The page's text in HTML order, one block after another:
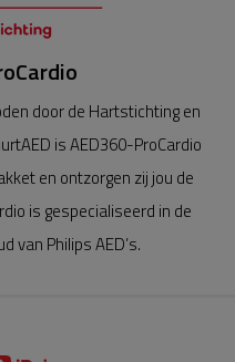
door de Hartstichting en
is AED360-ProCardio
en ontzorgen zij jou de
is gespecialiseerd in de
van Philips AED’s.